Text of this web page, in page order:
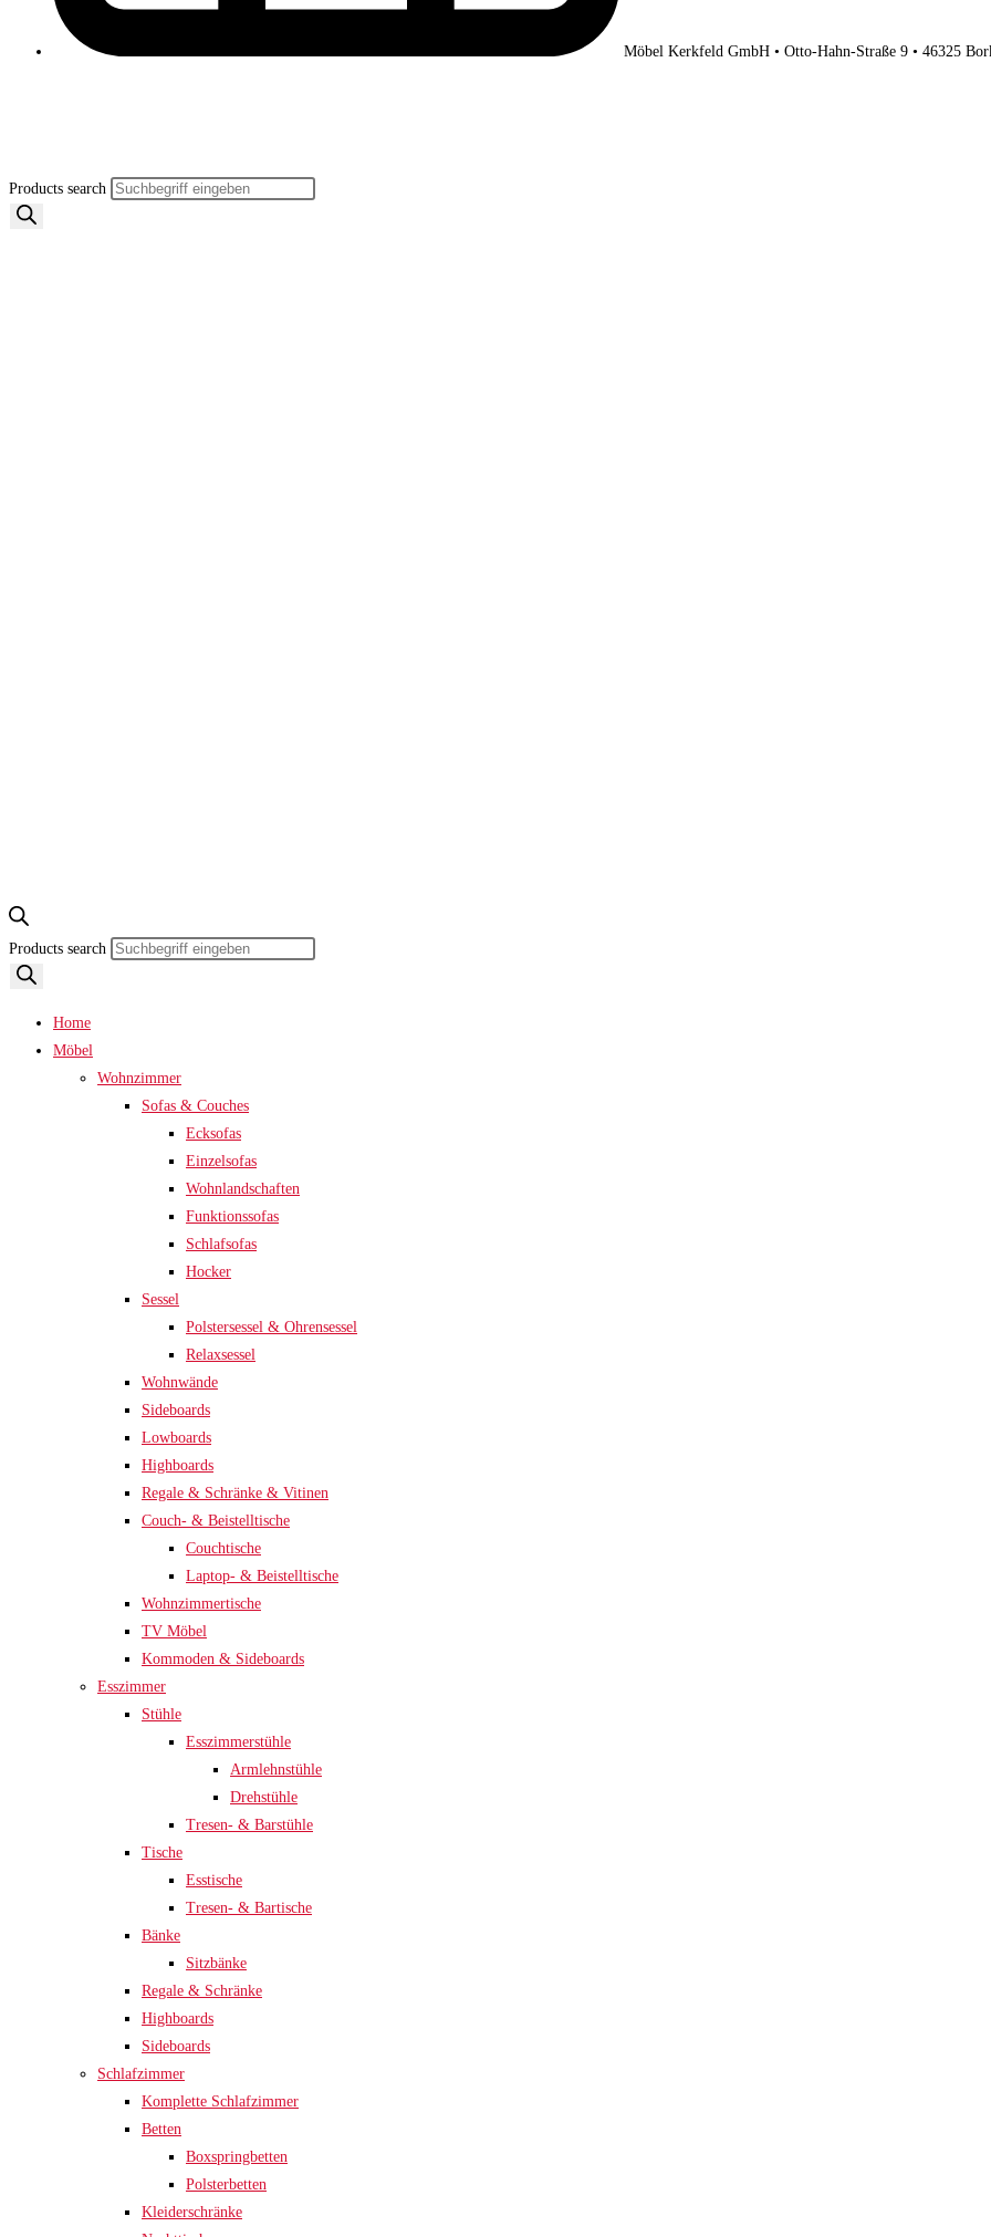
Möbel Kerkfeld GmbH • Otto-Hahn-Straße 9 • 46325
Products search
Products search
Home
Möbel
Wohnzimmer
Sofas & Couches
Ecksofas
Einzelsofas
Wohnlandschaften
Funktionssofas
Schlafsofas
Hocker
Sessel
Polstersessel & Ohrensessel
Relaxsessel
Wohnwände
Sideboards
Lowboards
Highboards
Regale & Schränke & Vitinen
Couch- & Beistelltische
Couchtische
Laptop- & Beistelltische
Wohnzimmertische
TV Möbel
Kommoden & Sideboards
Esszimmer
Stühle
Esszimmerstühle
Armlehnstühle
Drehstühle
Tresen- & Barstühle
Tische
Esstische
Tresen- & Bartische
Bänke
Sitzbänke
Regale & Schränke
Highboards
Sideboards
Schlafzimmer
Komplette Schlafzimmer
Betten
Boxspringbetten
Polsterbetten
Kleiderschränke